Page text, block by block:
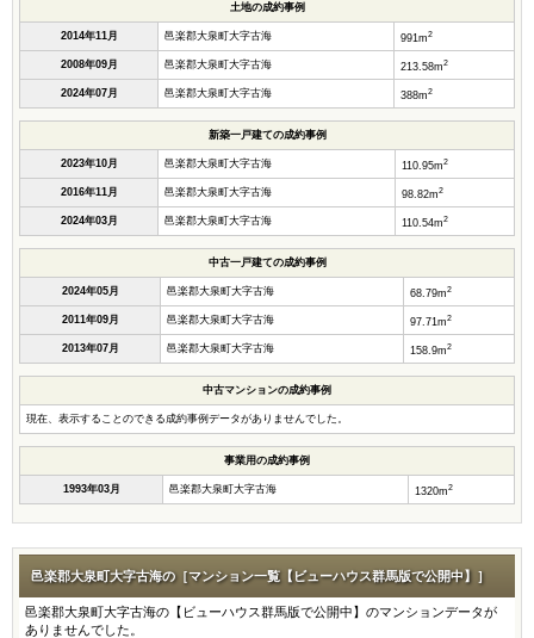
土地の成約事例
2014年11月 邑楽郡大泉町大字古海 991m2
2008年09月 邑楽郡大泉町大字古海 213.58m2
2024年07月 邑楽郡大泉町大字古海 388m2
新築一戸建ての成約事例
2023年10月 邑楽郡大泉町大字古海 110.95m2
2016年11月 邑楽郡大泉町大字古海 98.82m2
2024年03月 邑楽郡大泉町大字古海 110.54m2
中古一戸建ての成約事例
2024年05月 邑楽郡大泉町大字古海 68.79m2
2011年09月 邑楽郡大泉町大字古海 97.71m2
2013年07月 邑楽郡大泉町大字古海 158.9m2
中古マンションの成約事例
現在、表示することのできる成約事例データがありませんでした。
事業用の成約事例
1993年03月 邑楽郡大泉町大字古海 1320m2
邑楽郡大泉町大字古海の［マンション一覧【ビューハウス群馬版で公開中】］
邑楽郡大泉町大字古海の【ビューハウス群馬版で公開中】のマンションデータが
ありませんでした。